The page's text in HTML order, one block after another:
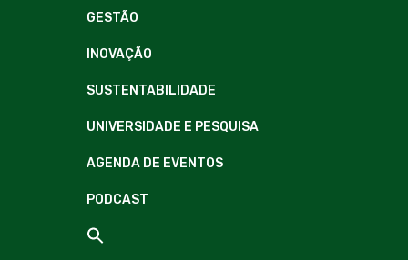
GESTÃO
INOVAÇÃO
SUSTENTABILIDADE
UNIVERSIDADE E PESQUISA
AGENDA DE EVENTOS
PODCAST